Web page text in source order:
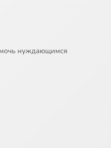
нуждающимся